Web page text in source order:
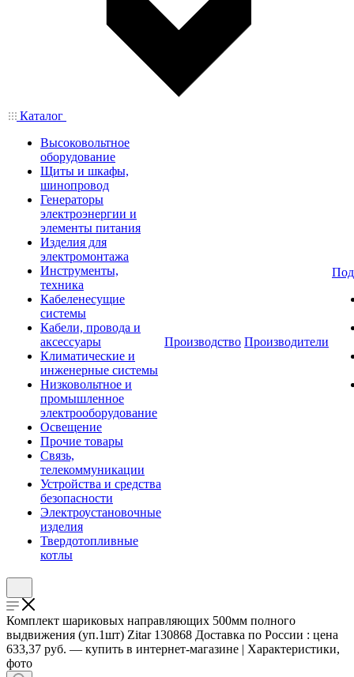
Каталог
Высоковольтное
оборудование
Щиты и шкафы,
шинопровод
Генераторы
электроэнергии и
элементы питания
Изделия для
электромонтажа
Инструменты,
техника
Кабеленесущие
системы
Кабели, провода и
аксессуары
Климатические и
инженерные системы
Низковольтное и
промышленное
электрооборудование
Освещение
Прочие товары
Связь,
телекоммуникации
Устройства и средства
безопасности
Электроустановочные
изделия
Твердотопливные
котлы
Производство Производители
Комплект шариковых направляющих 500мм полного
выдвижения (уп.1шт) Zitar 130868 Доставка по России : цена
633,37 руб. — купить в интернет-магазине | Характеристики,
фото